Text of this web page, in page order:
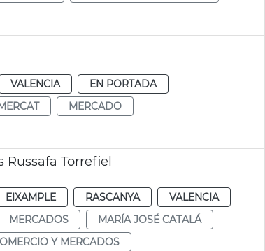
VALENCIA
EN PORTADA
MERCADO
Torrefiel
EIXAMPLE RASCANYA
VALENCIA
MERCADOS
MARÍA JOSÉ CATALÁ
Y MERCADOS